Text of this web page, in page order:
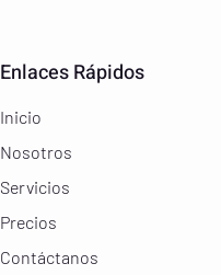
Enlaces Rápidos
Inicio
Nosotros
Servicios
Precios
Contáctanos